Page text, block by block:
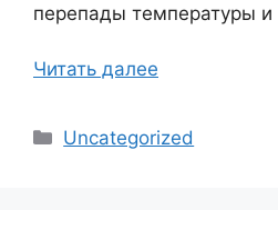
перепады температуры и
Читать далее
Рубрики
Uncategorized